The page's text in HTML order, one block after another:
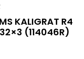
KALIGRAT R4
(114046R)